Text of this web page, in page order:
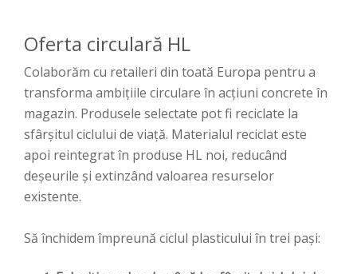
Oferta circulară HL
Colaborăm cu retaileri din toată Europa pentru a
transforma ambițiile circulare în acțiuni concrete în
magazin. Produsele selectate pot fi reciclate la
sfârșitul ciclului de viață. Materialul reciclat este
apoi reintegrat în produse HL noi, reducând
deșeurile și extinzând valoarea resurselor
existente.
Să închidem împreună ciclul plasticului în trei pași: